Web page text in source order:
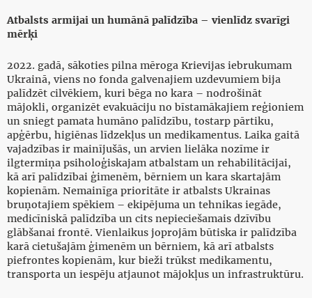
Atbalsts armijai un humānā palīdzība – vienlīdz svarīgi
mērķi
2022. gadā, sākoties pilna mēroga Krievijas iebrukumam
Ukrainā, viens no fonda galvenajiem uzdevumiem bija
palīdzēt cilvēkiem, kuri bēga no kara – nodrošināt
mājokli, organizēt evakuāciju no bīstamākajiem reģioniem
un sniegt pamata humāno palīdzību, tostarp pārtiku,
apģērbu, higiēnas līdzekļus un medikamentus. Laika gaitā
vajadzības ir mainījušās, un arvien lielāka nozīme ir
ilgtermiņa psiholoģiskajam atbalstam un rehabilitācijai,
kā arī palīdzībai ģimenēm, bērniem un kara skartajām
kopienām. Nemainīga prioritāte ir atbalsts Ukrainas
bruņotajiem spēkiem – ekipējuma un tehnikas iegāde,
medicīniskā palīdzība un cits nepieciešamais dzīvību
glābšanai frontē. Vienlaikus joprojām būtiska ir palīdzība
karā cietušajām ģimenēm un bērniem, kā arī atbalsts
piefrontes kopienām, kur bieži trūkst medikamentu,
transporta un iespēju atjaunot mājokļus un infrastruktūru.